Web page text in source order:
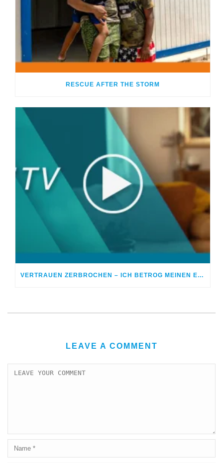
RESCUE AFTER THE STORM
VERTRAUEN ZERBROCHEN – ICH BETROG MEINEN EHEPARTNER
LEAVE A COMMENT